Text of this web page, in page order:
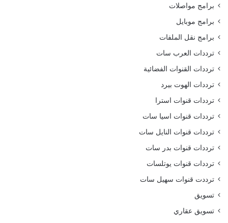
برامج مواصلات
برامج موبايل
برامج نقل الملفات
ترددات العرب سات
ترددات القنوات الفضائية
ترددات الهوت بيرد
ترددات قنوات استرا
ترددات قنوات اسيا سات
ترددات قنوات النايل سات
ترددات قنوات بدر سات
ترددات قنوات يوتلسات
ترددت قنوات سهيل سات
تسويق
تسويق عقاري